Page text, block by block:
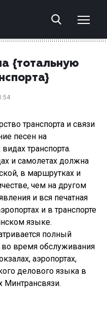
{тотальную
транспорта и связи
песен на
транспорта.
и самолетах должна
в маршрутках и
чем на другом
и вся печатная
и в транспорте
языке.
полный
во время обслуживания
аэропортах,
делового языка в
Минтрансвязи.